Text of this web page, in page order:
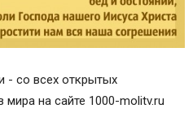
- со всех открытых
мира на сайте 1000-molitv.ru